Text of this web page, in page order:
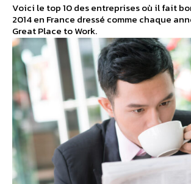
Voici le top 10 des entreprises où il fait
2014 en France dressé comme chaque
Great Place to Work.